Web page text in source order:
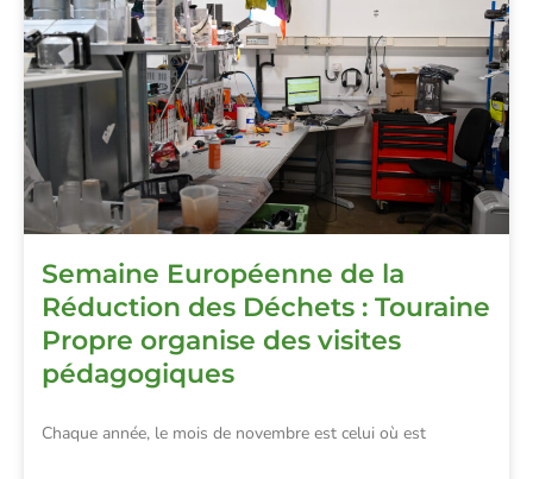
Semaine Européenne de la
Réduction des Déchets : Touraine
Propre organise des visites
pédagogiques
Chaque année, le mois de novembre est celui où est